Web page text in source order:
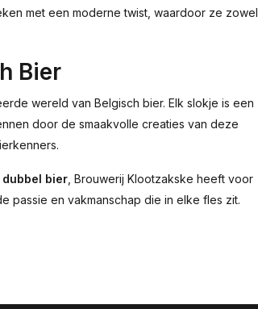
met een moderne twist, waardoor ze zowel
Bier
wereld van Belgisch bier. Elk slokje is een
door de smaakvolle creaties van deze
dubbel bier , Brouwerij Klootzakske heeft voor
passie en vakmanschap die in elke fles zit.